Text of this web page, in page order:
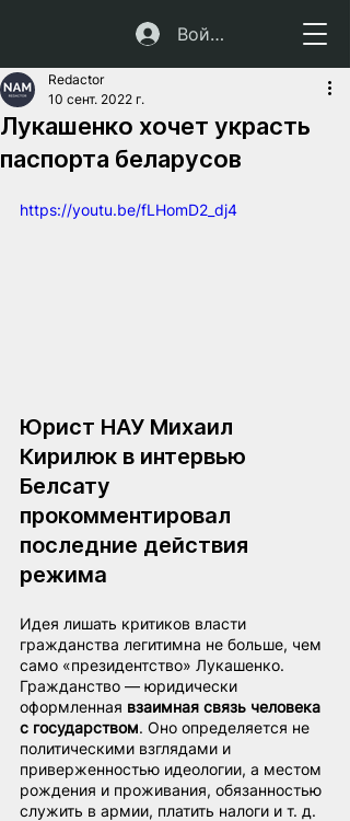
Войти
Лукашенко хочет украсть
паспорта беларусов
Redactor
10 сент. 2022 г.
https://youtu.be/fLHomD2_dj4
Юрист НАУ Михаил
Кирилюк в интервью
Белсату
прокомментировал
последние действия
режима
Идея лишать критиков власти
гражданства легитимна не больше, чем
само «президентство» Лукашенко.
Гражданство — юридически
оформленная взаимная связь человека
с государством. Оно определяется не
политическими взглядами и
приверженностью идеологии, а местом
рождения и проживания, обязанностью
служить в армии, платить налоги и т. д.